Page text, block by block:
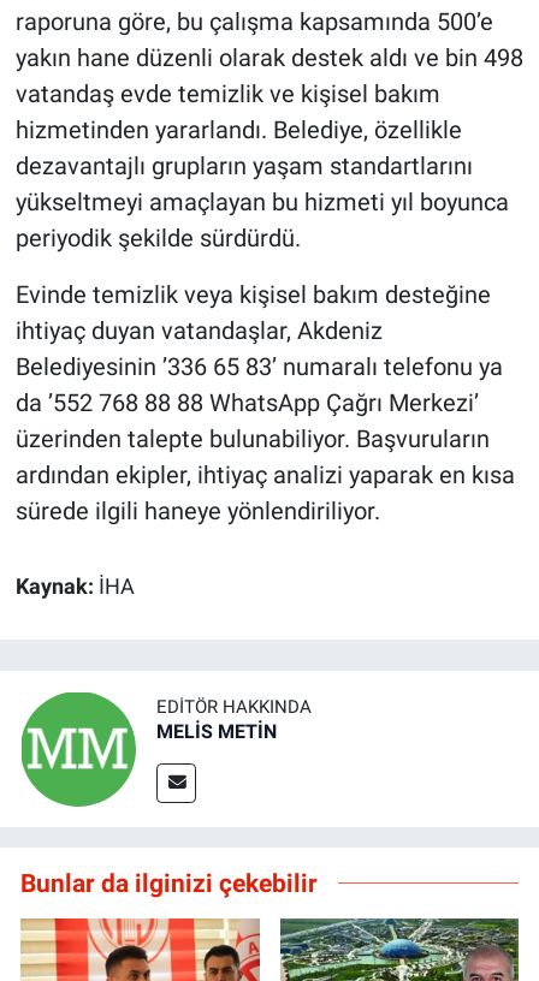
raporuna göre, bu çalışma kapsamında 500’e
yakın hane düzenli olarak destek aldı ve bin 498
vatandaş evde temizlik ve kişisel bakım
hizmetinden yararlandı. Belediye, özellikle
dezavantajlı grupların yaşam standartlarını
yükseltmeyi amaçlayan bu hizmeti yıl boyunca
periyodik şekilde sürdürdü.
Evinde temizlik veya kişisel bakım desteğine
ihtiyaç duyan vatandaşlar, Akdeniz
Belediyesinin ’336 65 83’ numaralı telefonu ya
da ’552 768 88 88 WhatsApp Çağrı Merkezi’
üzerinden talepte bulunabiliyor. Başvuruların
ardından ekipler, ihtiyaç analizi yaparak en kısa
sürede ilgili haneye yönlendiriliyor.
Kaynak: İHA
EDITÖR HAKKINDA
MELİS METİN
Bunlar da ilginizi çekebilir